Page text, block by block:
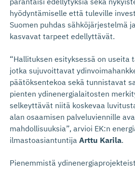
hyödyntämiselle että tuleville
Suomen puhdas sähköjärjestelmä
kasvavat tarpeet edellyttävät.
“Hallituksen esityksessä on useita
jotka sujuvoittavat
päätöksentekoa sekä tunnistavat
pienten ydinenergialaitosten
selkeyttävät niitä koskevaa
alan osaamisen palveluviennille
mahdollisuuksia”, arvioi EK:n
ilmastoasiantuntija Arttu Karila.
Pienemmistä